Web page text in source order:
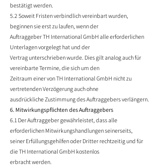
bestätigt werden.
5.2 Soweit Fristen verbindlich vereinbart wurden,
beginnen sie erst zu laufen, wenn der
Auftraggeber TH International GmbH alle erforderlichen
Unterlagen vorgelegt hat und der
Vertrag unterschrieben wurde. Dies gilt analog auch für
vereinbarte Termine, die sich um den
Zeitraum einer von TH International GmbH nicht zu
vertretenden Verzögerung auch ohne
ausdrückliche Zustimmung des Auftraggebers verlängern.
6. Mitwirkungspflichten des Auftraggebers
6.1 Der Auftraggeber gewährleistet, dass alle
erforderlichen Mitwirkungshandlungen seinerseits,
seiner Erfüllungsgehilfen oder Dritter rechtzeitig und für
die TH International GmbH kostenlos
erbracht werden.